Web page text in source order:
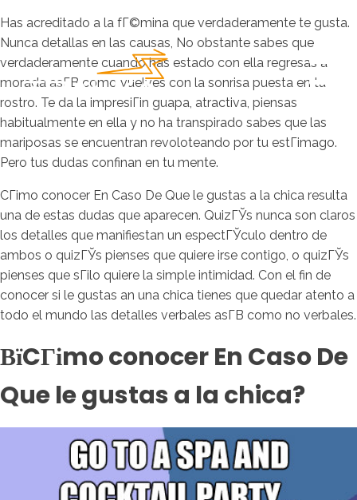
Has acreditado a la fГ©mina que verdaderamente te gusta.
Nunca detallas en las causas, No obstante sabes que
verdaderamente cuando has estado con ella regresas a
morada asГ­В­ como vuelves con la sonrisa puesta en tu
rostro. Te da la impresiГіn guapa, atractiva, piensas
habitualmente en ella y no ha transpirado sabes que las
mariposas se encuentran revoloteando por tu estГіmago.
Pero tus dudas confinan en tu mente.
CГіmo conocer En Caso De Que le gustas a la chica resulta
una de estas dudas que aparecen. QuizГЎs nunca son claros
los detalles que manifiestan un espectГЎculo dentro de
ambos o quizГЎs pienses que quiere irse contigo, o quizГЎs
pienses que sГіlo quiere la simple intimidad. Con el fin de
conocer si le gustas an una chica tienes que quedar atento a
todo el mundo las detalles verbales asГ­В­ como no verbales.
ВїCГіmo conocer En Caso De
Que le gustas a la chica?